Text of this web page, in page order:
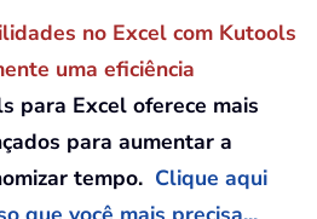
no Excel com Kutools
uma eficiência
para Excel oferece mais
para aumentar a
tempo. Clique aqui